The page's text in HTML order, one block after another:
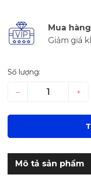
Mua
Giảm giá
Số lượng:
– +
Mô tả sản phẩm